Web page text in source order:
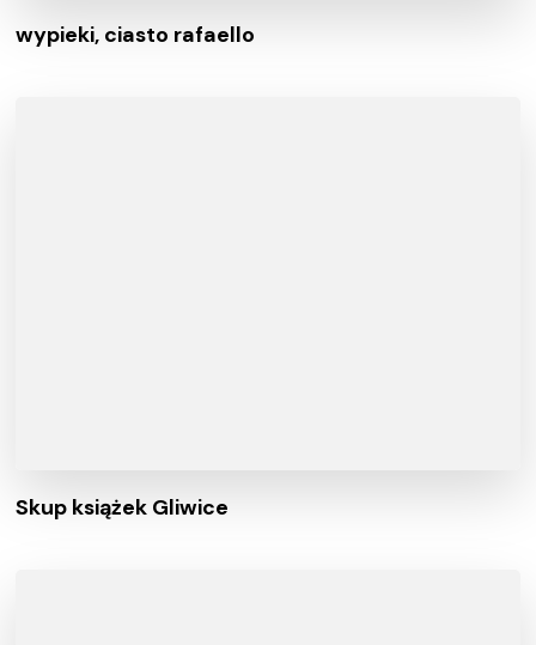
wypieki, ciasto rafaello
Skup książek Gliwice